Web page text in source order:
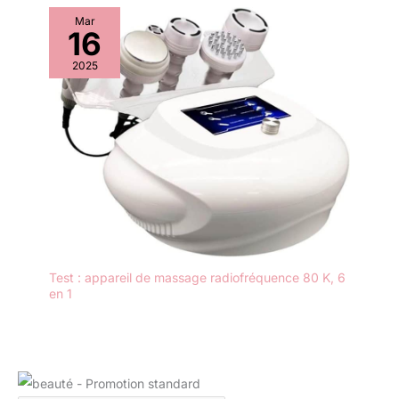
micro-courant, n'hésitez
pas à nous contacter.
L'équipe de service client
professionnel pedete est
prête à gérer tous les
problèmes et à vous
aider dans les 24 heures.
Mar
16
2025
Test : appareil de massage radiofréquence 80 K, 6
en 1